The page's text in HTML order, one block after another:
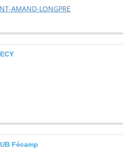
AMAND-LONGPRE
Fécamp